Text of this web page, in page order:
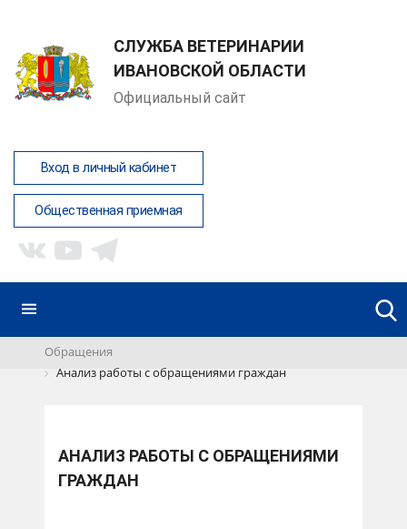
СЛУЖБА ВЕТЕРИНАРИИ
ИВАНОВСКОЙ ОБЛАСТИ
Официальный сайт
Вход в личный кабинет
Общественная приемная
Обращения
Анализ работы с обращениями граждан
АНАЛИЗ РАБОТЫ С ОБРАЩЕНИЯМИ
ГРАЖДАН